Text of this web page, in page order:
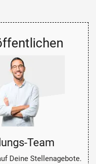
Team
Deine Stellenagebote.